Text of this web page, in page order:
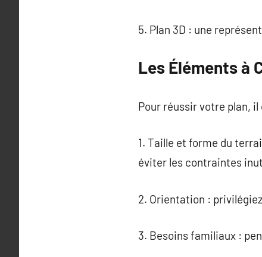
5. Plan 3D : une
Les Éléments à
Pour réussir votre plan,
1. Taille et forme du
éviter les contraintes
2. Orientation :
3. Besoins familiaux :